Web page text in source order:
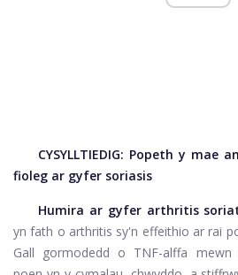
CYSYLLTIEDIG: Popeth y mae
fioleg ar gyfer soriasis
Humira ar gyfer arthritis
yn fath o arthritis sy'n effeithio ar rai
Gall gormodedd o TNF-alffa mewn